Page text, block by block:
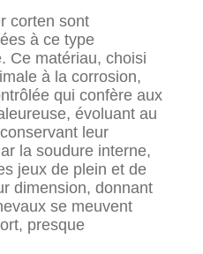
corten sont
à ce type
Ce matériau, choisi
à la corrosion,
qui confère aux
évoluant au
leur
la soudure interne,
jeux de plein et de
dimension, donnant
se meuvent
presque